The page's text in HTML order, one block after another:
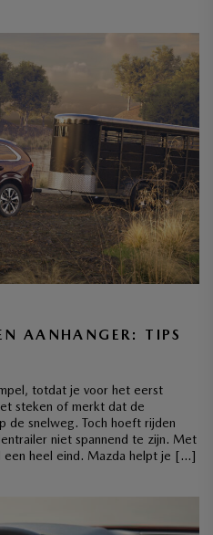
AANHANGER: TIPS
totdat je voor het eerst
steken of merkt dat de
de snelweg. Toch hoeft rijden
niet spannend te zijn. Met
een heel eind. Mazda helpt je […]